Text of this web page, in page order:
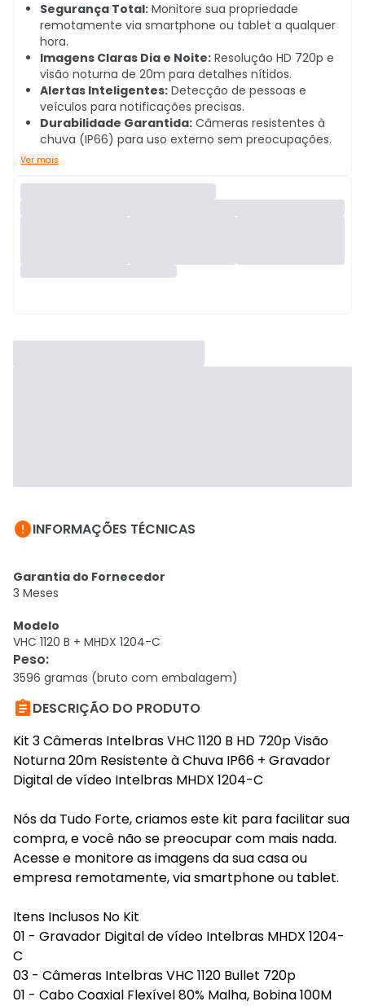
Segurança Total: Monitore sua propriedade
remotamente via smartphone ou tablet a qualquer
hora.
Imagens Claras Dia e Noite: Resolução HD 720p e
visão noturna de 20m para detalhes nítidos.
Alertas Inteligentes: Detecção de pessoas e
veículos para notificações precisas.
Durabilidade Garantida: Câmeras resistentes à
chuva (IP66) para uso externo sem preocupações.
Ver mais
INFORMAÇÕES TÉCNICAS
Garantia do Fornecedor
3 Meses
Modelo
VHC 1120 B + MHDX 1204-C
Peso:
3596 gramas (bruto com embalagem)
DESCRIÇÃO DO PRODUTO
Kit 3 Câmeras Intelbras VHC 1120 B HD 720p Visão
Noturna 20m Resistente à Chuva IP66 + Gravador
Digital de vídeo Intelbras MHDX 1204-C
Nós da Tudo Forte, criamos este kit para facilitar sua
compra, e você não se preocupar com mais nada.
Acesse e monitore as imagens da sua casa ou
empresa remotamente, via smartphone ou tablet.
Itens Inclusos No Kit
01 - Gravador Digital de vídeo Intelbras MHDX 1204-
C
03 - Câmeras Intelbras VHC 1120 Bullet 720p
01 - Cabo Coaxial Flexível 80% Malha, Bobina 100M